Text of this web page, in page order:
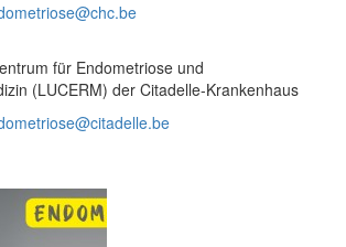
für Endometriose und
(LUCERM) der Citadelle-Krankenhaus